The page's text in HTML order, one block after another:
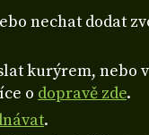
nechat dodat
kurýrem,
o dopravě zde.
.